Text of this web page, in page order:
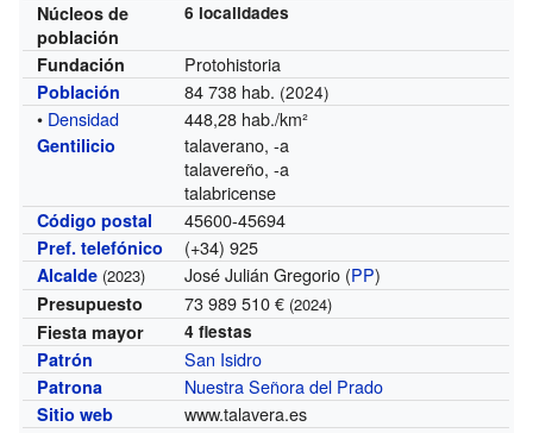
Núcleos de
población
6 localidades
Fundación Protohistoria
Población 84 738 hab. (2024)
• Densidad 448,28 hab./km²
Gentilicio
talaverano, -a
talavereño, -a
talabricense
Código postal 45600-45694
Pref. telefónico (+34) 925
Alcalde (2023) José Julián Gregorio (PP)
Presupuesto 73 989 510 € (2024)
Fiesta mayor 4 fiestas
Patrón San Isidro
Patrona Nuestra Señora del Prado
Sitio web www.talavera.es